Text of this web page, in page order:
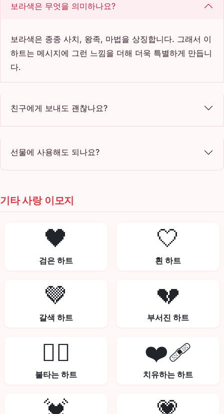
보라색은 무엇을 의미하나요?
보라색은 종종 사치, 왕족, 마법을 상징합니다. 그래서 이
하트는 메시지에 그런 느낌을 더해 더욱 특별하게 만듭니
다.
친구에게 보내도 괜찮나요?
선물에 사용해도 되나요?
기타 사랑 이모지
🖤
검은 하트
🤍
흰 하트
🤎
갈색 하트
💔
부서진 하트
❤️‍🔥
불타는 하트
❤️‍🩹
치유하는 하트